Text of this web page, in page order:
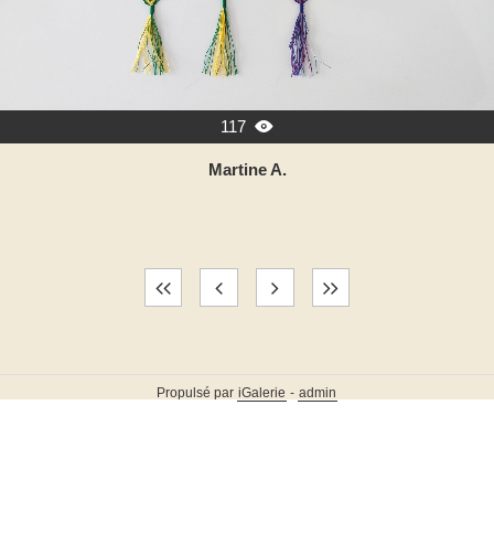
117 
Martine A.
Propulsé par iGalerie - admin